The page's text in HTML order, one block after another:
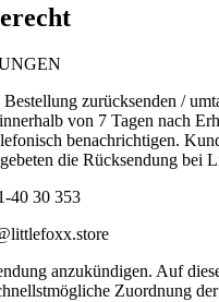
zurücksenden /
von 7 Tagen nach
benachrichtigen.
die Rücksendung bei
40 30 353
anzukündigen. Auf
Zuordnung